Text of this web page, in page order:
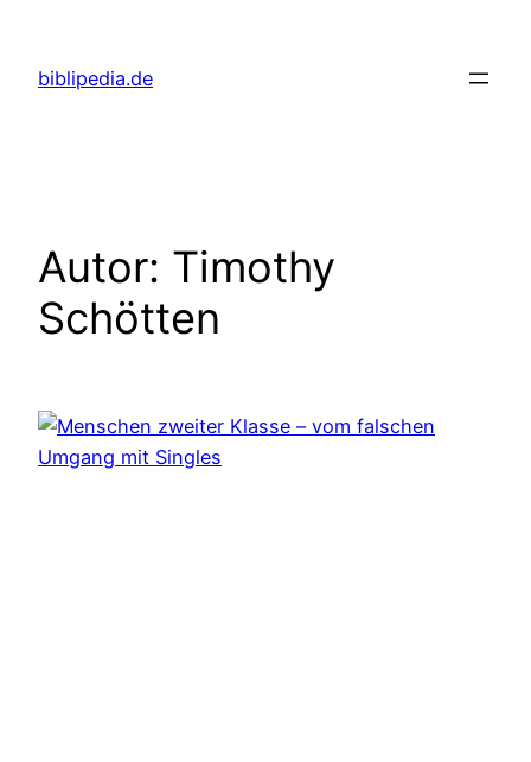
springen
biblipedia.de
Autor: Timothy
Schötten